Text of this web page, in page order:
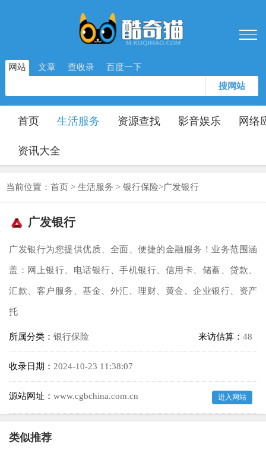
网站 文章 查收录 百度一下
搜网站
首页 生活服务 资源查找 影音娱乐 网络
资讯大全
当前位置： 首页 > 生活服务 > 银行保险>广发银行
广发银行
广发银行为您提供优质、全面、便捷的金融服务！业务范围涵
盖：网上银行、电话银行、手机银行、信用卡、储蓄、贷款、
汇款、客户服务、基金、外汇、理财、黄金、企业银行、资产
托
所属分类： 银行保险 来访估算： 48
收录日期： 2024-10-23 11:38:07
源站网址： www.cgbchina.com.cn 进入网站
类似推荐